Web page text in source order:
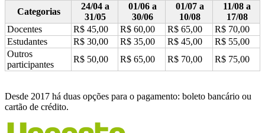
Categorias
24/04 a
31/05
01/06 a
30/06
01/07 a
10/08
11/08 a
17/08
Docentes
R$ 45,00 R$ 60,00 R$ 65,00
R$ 70,00
Estudantes
R$ 30,00 R$ 35,00 R$ 45,00
R$ 55,00
Outros
participantes
R$ 50,00 R$ 65,00 R$ 70,00 R$ 75,00
Desde 2017 há duas opções para o pagamento: boleto bancário ou
cartão de crédito.